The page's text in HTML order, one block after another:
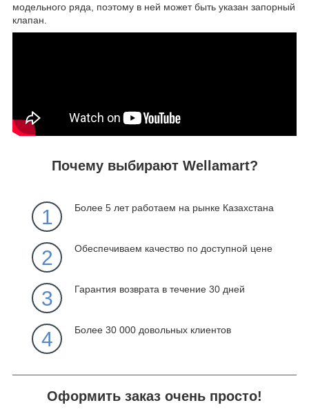
модельного ряда, поэтому в ней может быть указан запорный
клапан.
Почему выбирают Wellamart?
1 Более 5 лет работаем на рынке Казахстана
2 Обеспечиваем качество по доступной цене
3 Гарантия возврата в течение 30 дней
4 Более 30 000 довольных клиентов
Оформить заказ очень просто!